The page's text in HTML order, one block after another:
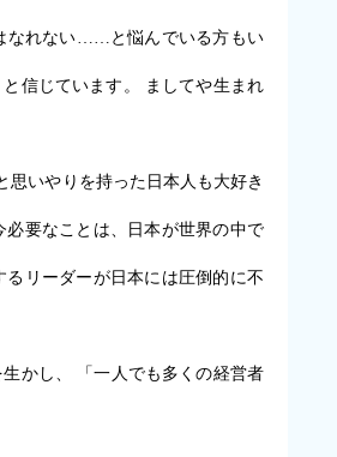
なれない……と悩んでいる方もい
信じています。 ましてや生まれ
思いやりを持った日本人も大好き
要なことは、日本が世界の中で
リーダーが日本には圧倒的に不
かし、 「一人でも多くの経営者